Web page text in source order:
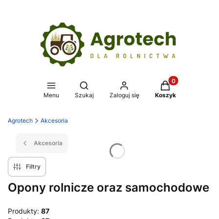
Menu
Otwórz wyszukiwarkę
Szukaj Zaloguj się
Produkty w
Koszyk
Agrotech Akcesoria
Akcesoria
Filtry
Opony rolnicze oraz samochodowe
Produkty: 87